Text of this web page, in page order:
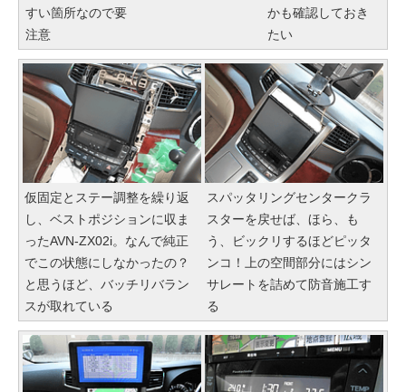
すい箇所なので要
注意
かも確認しておき
たい
仮固定とステー調整を繰り返
し、ベストポジションに収ま
ったAVN-ZX02i。なんで純正
でこの状態にしなかったの？
と思うほど、バッチリバラン
スが取れている
スパッタリングセンタークラ
スターを戻せば、ほら、も
う、ビックリするほどピッタ
ンコ！上の空間部分にはシン
サレートを詰めて防音施工す
る